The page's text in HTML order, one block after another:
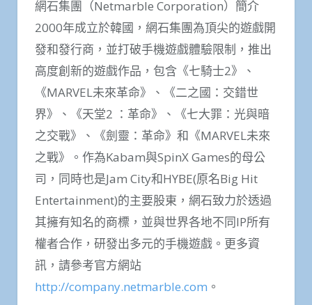
網石集團（Netmarble Corporation）簡介
2000年成立於韓國，網石集團為頂尖的遊戲開
發和發行商，並打破手機遊戲體驗限制，推出
高度創新的遊戲作品，包含《七騎士2》、
《MARVEL未來革命》、《二之國：交錯世
界》、《天堂2 ：革命》、《七大罪：光與暗
之交戰》、《劍靈：革命》和《MARVEL未來
之戰》。作為Kabam與SpinX Games的母公
司，同時也是Jam City和HYBE(原名Big Hit
Entertainment)的主要股東，網石致力於透過
其擁有知名的商標，並與世界各地不同IP所有
權者合作，研發出多元的手機遊戲。更多資
訊，請參考官方網站
http://company.netmarble.com 。